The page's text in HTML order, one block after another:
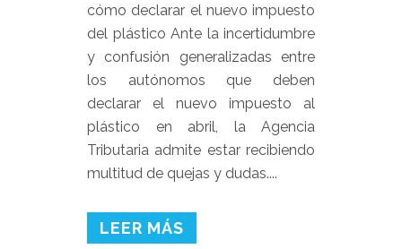
cómo declarar el nuevo impuesto
del plástico Ante la incertidumbre
y confusión generalizadas entre
los autónomos que deben
declarar el nuevo impuesto al
plástico en abril, la Agencia
Tributaria admite estar recibiendo
multitud de quejas y dudas....
LEER MÁS